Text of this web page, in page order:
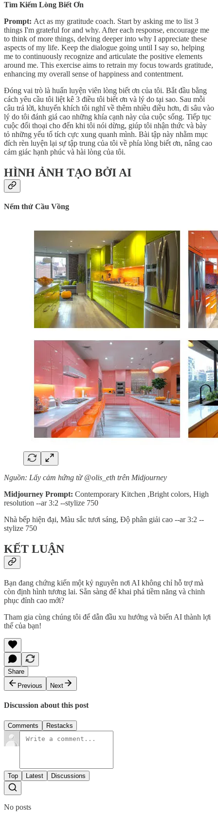
Tìm Kiếm Lòng Biết Ơn
Prompt: Act as my gratitude coach. Start by asking me to list 3
things I'm grateful for and why. After each response, encourage me
to think of more things, delving deeper into why I appreciate these
aspects of my life. Keep the dialogue going until I say so, helping
me to continuously recognize and articulate the positive elements
around me. This exercise aims to retrain my focus towards gratitude,
enhancing my overall sense of happiness and contentment.
Đóng vai trò là huấn luyện viên lòng biết ơn của tôi. Bắt đầu bằng
cách yêu cầu tôi liệt kê 3 điều tôi biết ơn và lý do tại sao. Sau mỗi
câu trả lời, khuyến khích tôi nghĩ về thêm nhiều điều hơn, đi sâu vào
lý do tôi đánh giá cao những khía cạnh này của cuộc sống. Tiếp tục
cuộc đối thoại cho đến khi tôi nói dừng, giúp tôi nhận thức và bày
tỏ những yếu tố tích cực xung quanh mình. Bài tập này nhằm mục
đích rèn luyện lại sự tập trung của tôi về phía lòng biết ơn, nâng cao
cảm giác hạnh phúc và hài lòng của tôi.
HÌNH ẢNH TẠO BỞI AI
Nếm thử Cầu Vồng
Nguồn: Lấy cảm hứng từ @olis_eth trên Midjourney
Midjourney Prompt: Contemporary Kitchen ,Bright colors, High
resolution --ar 3:2 --stylize 750
Nhà bếp hiện đại, Màu sắc tươi sáng, Độ phân giải cao --ar 3:2 --
stylize 750
KẾT LUẬN
Bạn đang chứng kiến một kỷ nguyên nơi AI không chỉ hỗ trợ mà
còn định hình tương lai. Sẵn sàng để khai phá tiềm năng và chinh
phục đỉnh cao mới?
Tham gia cùng chúng tôi để dẫn đầu xu hướng và biến AI thành lợi
thế của bạn!
Share
Previous
Next
Discussion about this post
Comments Restacks
Top Latest Discussions
No posts